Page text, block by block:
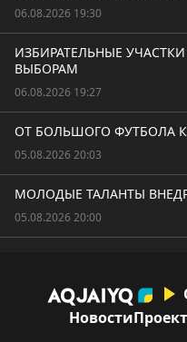
06.08.2026 19:30
ИЗБИРАТЕЛЬНЫЕ
ВЫБОРАМ
06.08.2026 19:27
ОТ БОЛЬШОГО ФУТБОЛА
05.08.2026 20:03
МОЛОДЫЕ ТАЛАНТЫ
05.08.2026 20:00
Новости